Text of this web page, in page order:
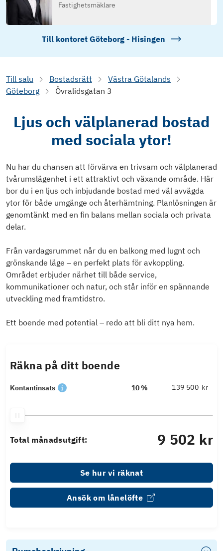
Fastighetsmäklare
Till kontoret Göteborg - Hisingen
Till salu Bostadsrätt
Västra Götalands
Göteborg
Övralidsgatan 3
Ljus och välplanerad bostad
med sociala ytor!
Nu har du chansen att förvärva en trivsam och välplanerad
tvårumslägenhet i ett attraktivt och växande område. Här
bor du i en ljus och inbjudande bostad med väl avvägda
ytor för både umgänge och återhämtning. Planlösningen är
genomtänkt med en fin balans mellan sociala och privata
delar.
Från vardagsrummet når du en balkong med lugnt och
grönskande läge – en perfekt plats för avkoppling.
Området erbjuder närhet till både service,
kommunikationer och natur, och står inför en spännande
utveckling med framtidstro.
Ett boende med potential – redo att bli ditt nya hem.
Räkna på ditt boende
Kontantinsats 10 % kr
Total månadsutgift: 9 502 kr
Se hur vi räknat
Ansök om lånelöfte